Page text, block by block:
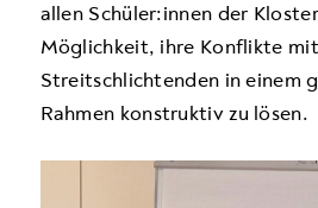
allen Schüler:innen der
Möglichkeit, ihre Konflikte
Streitschlichtenden in einem
Rahmen konstruktiv zu lösen.